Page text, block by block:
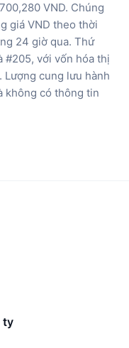
VND. Chúng
giá VND theo thời
24 giờ qua. Thứ
#205, với vốn hóa thị
Lượng cung lưu hành
không có thông tin
ty